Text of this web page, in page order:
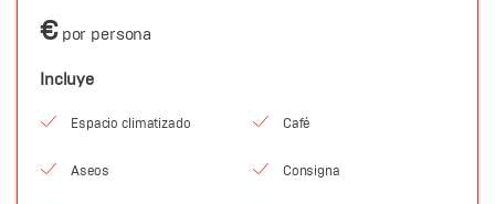
€ por persona
Incluye
Espacio climatizado Café
Aseos Consigna